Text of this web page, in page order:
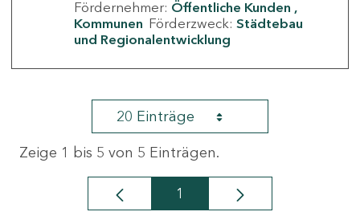
Fördernehmer: Öffentliche Kunden
Kommunen Förderzweck: Städtebau
und Regionalentwicklung
20 Einträge
Zeige 1 bis 5 von 5 Einträgen.
Seite
1